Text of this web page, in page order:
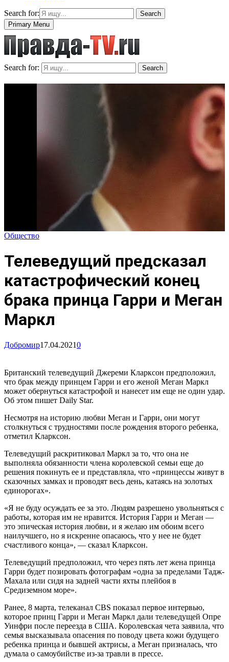
Search for:
Search
Primary Menu
Search for: Search
Общество
Телеведущий предсказал
катастрофический конец
брака принца Гарри и Меган
Маркл
Добромир17.04.20210
Британский телеведущий Джереми Кларксон предположил,
что брак между принцем Гарри и его женой Меган Маркл
может обернуться катастрофой и нанесет им еще не один удар.
Об этом пишет Daily Star.
Несмотря на историю любви Меган и Гарри, они могут
столкнуться с трудностями после рождения второго ребенка,
отметил Кларксон.
Телеведущий раскритиковал Маркл за то, что она не
выполняла обязанности члена королевской семьи еще до
решения покинуть ее и представляла, что «принцессы живут в
сказочных замках и проводят весь день, катаясь на золотых
единорогах».
«Я не буду осуждать ее за это. Людям разрешено увольняться с
работы, которая им не нравится. История Гарри и Меган —
это эпическая история любви, и я желаю им обоим всего
наилучшего, но я искренне опасаюсь, что у нее не будет
счастливого конца», — сказал Кларксон.
Телеведущий предположил, что через пять лет жена принца
Гарри будет позировать фотографам «одна за пределами Тадж-
Махала или сидя на задней части яхты плейбоя в
Средиземном море».
Ранее, 8 марта, телеканал CBS показал первое интервью,
которое принц Гарри и Меган Маркл дали телеведущей Опре
Уинфри после переезда в США. Королевская чета заявила, что
семья высказывала опасения по поводу цвета кожи будущего
ребенка принца и бывшей актрисы, а Меган призналась, что
думала о самоубийстве из-за травли в прессе.